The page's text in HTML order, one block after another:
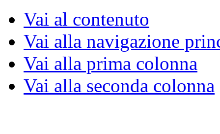
Vai al contenuto
Vai alla navigazione
Vai alla prima colonna
Vai alla seconda colonna